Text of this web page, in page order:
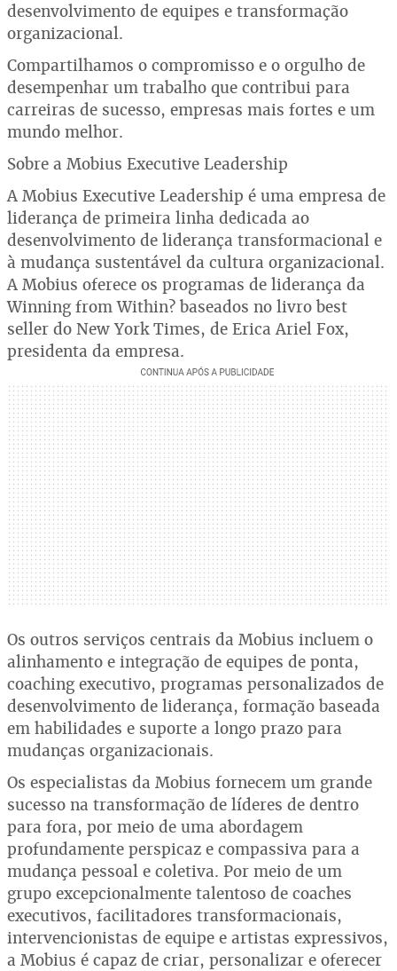
desenvolvimento de equipes e transformação
organizacional.
Compartilhamos o compromisso e o orgulho de
desempenhar um trabalho que contribui para
carreiras de sucesso, empresas mais fortes e um
mundo melhor.
Sobre a Mobius Executive Leadership
A Mobius Executive Leadership é uma empresa de
liderança de primeira linha dedicada ao
desenvolvimento de liderança transformacional e
à mudança sustentável da cultura organizacional.
A Mobius oferece os programas de liderança da
Winning from Within? baseados no livro best
seller do New York Times, de Erica Ariel Fox,
presidenta da empresa.
Os outros serviços centrais da Mobius incluem o
alinhamento e integração de equipes de ponta,
coaching executivo, programas personalizados de
desenvolvimento de liderança, formação baseada
em habilidades e suporte a longo prazo para
mudanças organizacionais.
Os especialistas da Mobius fornecem um grande
sucesso na transformação de líderes de dentro
para fora, por meio de uma abordagem
profundamente perspicaz e compassiva para a
mudança pessoal e coletiva. Por meio de um
grupo excepcionalmente talentoso de coaches
executivos, facilitadores transformacionais,
intervencionistas de equipe e artistas expressivos,
a Mobius é capaz de criar, personalizar e oferecer